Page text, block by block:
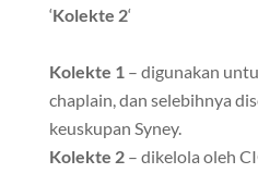
‘Kolekte 2‘
Kolekte 1– digunakan
chaplain, dan selebihnya
keuskupan Syney.
Kolekte 2– dikelola oleh